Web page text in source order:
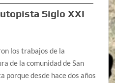
Siglo XXI
los trabajos de la
de la comunidad de San
porque desde hace dos años